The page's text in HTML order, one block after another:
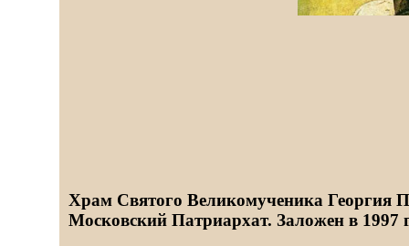
Храм Святого Великомученика Георгия
Московский Патриархат. Заложен в 1997